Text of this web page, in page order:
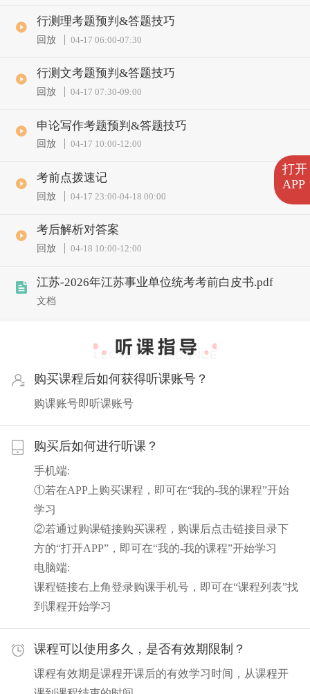
打开
APP
行测理考题预判&答题技巧
回放 04-17 06:00-07:30
行测文考题预判&答题技巧
回放 04-17 07:30-09:00
申论写作考题预判&答题技巧
回放 04-17 10:00-12:00
考前点拨速记
回放 04-17 23:00-04-18 00:00
考后解析对答案
回放 04-18 10:00-12:00
江苏-2026年江苏事业单位统考考前白皮书.pdf
文档
购买课程后如何获得听课账号？
购课账号即听课账号
购买后如何进行听课？
手机端:
①若在APP上购买课程，即可在“我的-我的课程”开始
学习
②若通过购课链接购买课程，购课后点击链接目录下
方的“打开APP”，即可在“我的-我的课程”开始学习
电脑端:
课程链接右上角登录购课手机号，即可在“课程列表”找
到课程开始学习
课程可以使用多久，是否有效期限制？
课程有效期是课程开课后的有效学习时间，从课程开